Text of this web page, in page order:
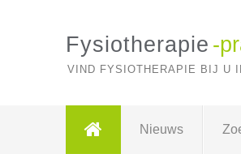
Fysiotherapie -
VIND FYSIOTHERAPIE BIJ U
Nieuws